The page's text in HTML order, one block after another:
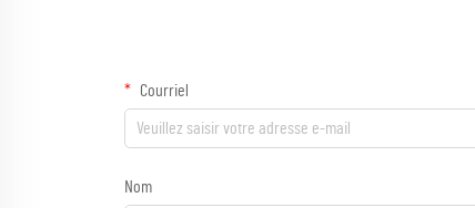
Courriel
Nom